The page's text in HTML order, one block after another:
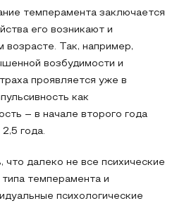
темперамента заключается
его возникают и
возрасте. Так, например,
возбудимости и
проявляется уже в
как
– в начале второго года
года.
далеко не все психические
темперамента и
психологические